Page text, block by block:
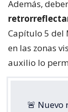
Además,
Capítulo 5 del
en las zonas
auxilio lo
🚨 Nuevo